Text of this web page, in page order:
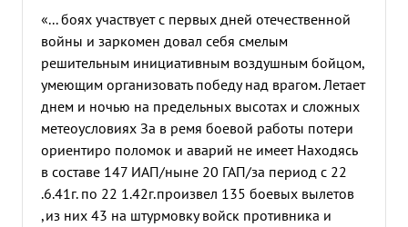
«... боях участвует с первых дней отечественной
войны и заркомен довал себя смелым
решительным инициативным воздушным бойцом,
умеющим организовать победу над врагом. Летает
днем и ночью на предельных высотах и сложных
метеоусловиях За в ремя боевой работы потери
ориентиро поломок и аварий не имеет Находясь
в составе 147 ИАП/ныне 20 ГАП/за период с 22
.6.41г. по 22 1.42г.произвел 135 боевых вылетов
,из них 43 на штурмовку войск противника и